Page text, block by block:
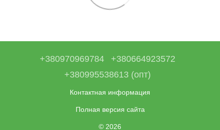
+380970969784
+380664923572
+380995538613 (опт)
Контактная информация
Полная версия сайта
© 2026